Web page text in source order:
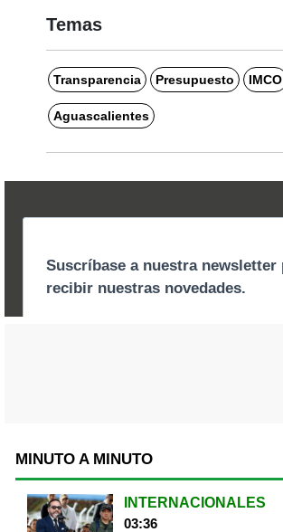
Temas
Transparencia Presupuesto IMCO
Aguascalientes
MINUTO A MINUTO
INTERNACIONALES
03:36